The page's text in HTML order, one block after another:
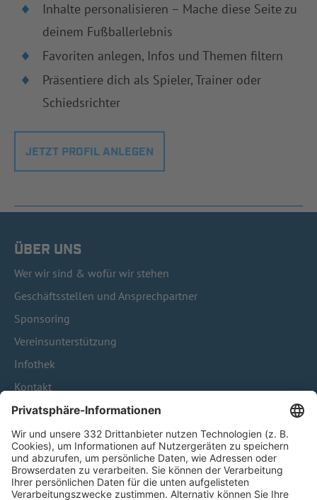
Inhalte personalisieren – Mache diese Seite zu
deinem Fußballerlebnis
Favoriten anlegen, Infos und Themen filtern
Präsentiere dich als Spieler, Trainer oder
Schiedsrichter
JETZT PROFIL ANLEGEN
ÜBER UNS
Wer wir sind & wofür wir stehen
Geschäftsstellen und Ansprechpartner
Sponsoring
Vereinsunterstützung
Infothek
Kontakt
HÄUFIG BESUCHTE SEITEN
Pässe und Vereinswechsel
Trainerausbildung